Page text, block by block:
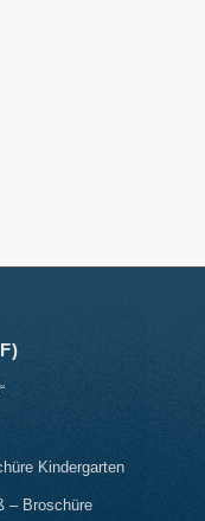
Kindergarten
– Broschüre